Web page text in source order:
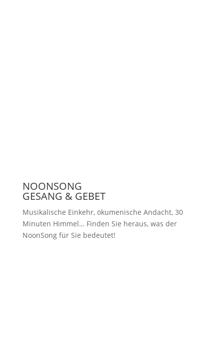
NOONSONG
GESANG & GEBET
Musikalische Einkehr, ökumenische Andacht, 30
Minuten Himmel… Finden Sie heraus, was der
NoonSong für Sie bedeutet!